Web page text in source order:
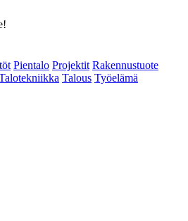
Pientalo Projektit Rakennustuote
Talous Työelämä